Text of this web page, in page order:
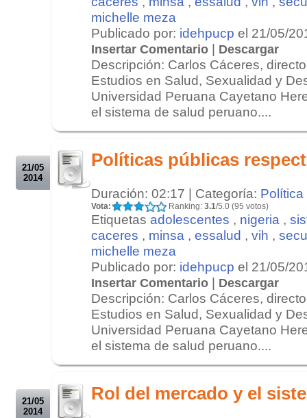
michelle meza
Publicado por: idehpucp el 21/05/
Insertar Comentario | Descargar
Descripción: Carlos Cáceres,
Estudios en Salud, Sexualidad y
Universidad Peruana Cayetano
el sistema de salud peruano....
21/05
2014
Políticas públicas
Duración: 02:17 | Categoría: Política
Vota: Ranking: 3.1/5.0 (95 votos)
Etiquetas adolescentes , nigeria ,
caceres , minsa , essalud , vih ,
michelle meza
Publicado por: idehpucp el 21/05/
Insertar Comentario | Descargar
Descripción: Carlos Cáceres,
Estudios en Salud, Sexualidad y
Universidad Peruana Cayetano
el sistema de salud peruano....
21/05
2014
Rol del mercado y el